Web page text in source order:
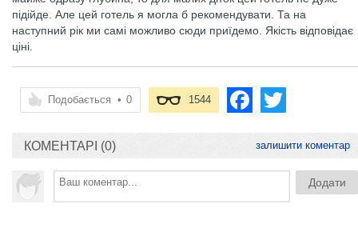
підійде. Але цей готель я могла б рекомендувати. Та на
наступний рік ми самі можливо сюди приїдемо. Якість відповідає
ціні.
Подобається • 0 1544
КОМЕНТАРІ (0) залишити коментар